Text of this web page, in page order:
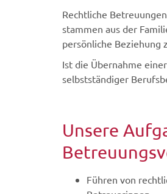
Rechtliche
stammen aus der
persönliche Beziehung
Ist die Übernahme
selbstständiger
Unsere
Führen von